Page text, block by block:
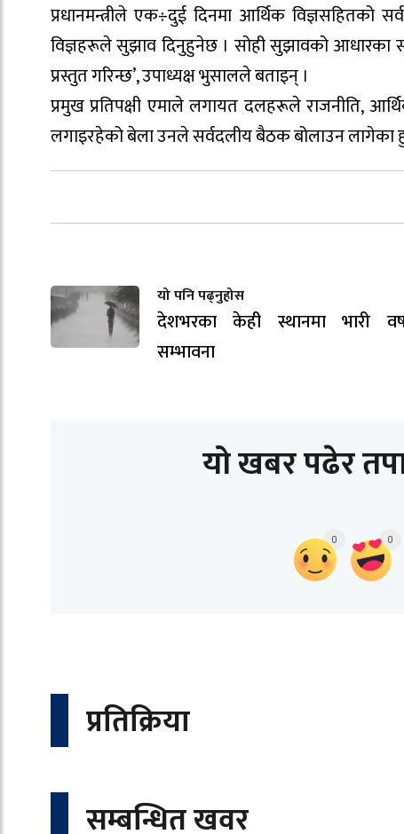
प्रधानमन्त्रीले एक÷दुई दिनमा आर्थिक विज्ञसहितको
विज्ञहरूले सुझाव दिनुहुनेछ । सोही सुझावको आधारका
प्रस्तुत गरिन्छ’, उपाध्यक्ष भुसालले बताइन् ।
प्रमुख प्रतिपक्षी एमाले लगायत दलहरूले राजनीति,
लगाइरहेको बेला उनले सर्वदलीय बैठक बोलाउन लागेका
यो पनि पढ्नुहोस
देशभरका केही स्थानमा भारी
सम्भावना
यो खबर पढेर
0 0
प्रतिक्रिया
सम्बन्धित खवर